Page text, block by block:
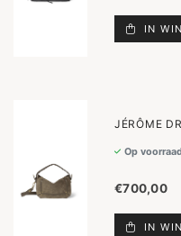
IN
JÉRÔME
Op voorraad
€700,00
IN